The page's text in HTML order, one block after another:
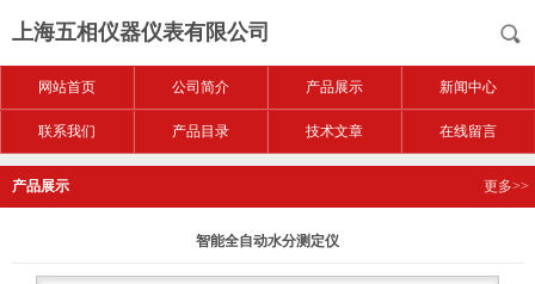
上海五相仪器仪表有限公司
网站首页 公司简介 产品展示 新闻中心
联系我们 产品目录 技术文章 在线留言
产品展示 更多>>
智能全自动水分测定仪